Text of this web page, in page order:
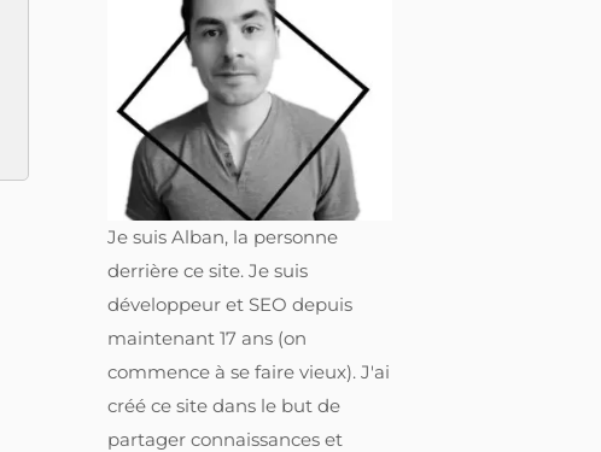
Je suis Alban, la personne
derrière ce site. Je suis
développeur et SEO depuis
maintenant 17 ans (on
commence à se faire vieux). J'ai
créé ce site dans le but de
partager connaissances et